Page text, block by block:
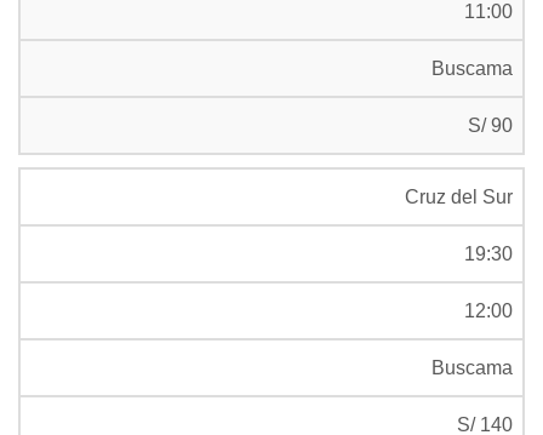
11:00
Buscama
S/ 90
Cruz del Sur
19:30
12:00
Buscama
S/ 140